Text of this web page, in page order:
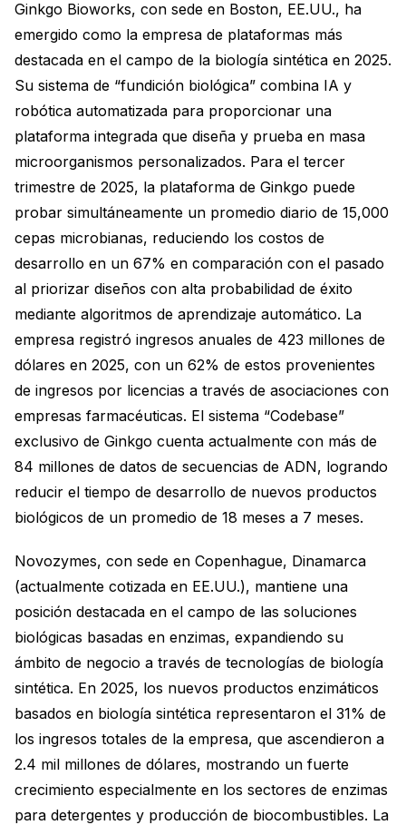
Ginkgo Bioworks, con sede en Boston, EE.UU., ha
emergido como la empresa de plataformas más
destacada en el campo de la biología sintética en 2025.
Su sistema de “fundición biológica” combina IA y
robótica automatizada para proporcionar una
plataforma integrada que diseña y prueba en masa
microorganismos personalizados. Para el tercer
trimestre de 2025, la plataforma de Ginkgo puede
probar simultáneamente un promedio diario de 15,000
cepas microbianas, reduciendo los costos de
desarrollo en un 67% en comparación con el pasado
al priorizar diseños con alta probabilidad de éxito
mediante algoritmos de aprendizaje automático. La
empresa registró ingresos anuales de 423 millones de
dólares en 2025, con un 62% de estos provenientes
de ingresos por licencias a través de asociaciones con
empresas farmacéuticas. El sistema “Codebase”
exclusivo de Ginkgo cuenta actualmente con más de
84 millones de datos de secuencias de ADN, logrando
reducir el tiempo de desarrollo de nuevos productos
biológicos de un promedio de 18 meses a 7 meses.
Novozymes, con sede en Copenhague, Dinamarca
(actualmente cotizada en EE.UU.), mantiene una
posición destacada en el campo de las soluciones
biológicas basadas en enzimas, expandiendo su
ámbito de negocio a través de tecnologías de biología
sintética. En 2025, los nuevos productos enzimáticos
basados en biología sintética representaron el 31% de
los ingresos totales de la empresa, que ascendieron a
2.4 mil millones de dólares, mostrando un fuerte
crecimiento especialmente en los sectores de enzimas
para detergentes y producción de biocombustibles. La